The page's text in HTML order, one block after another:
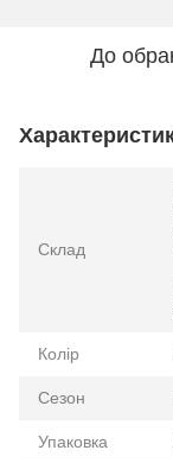
До
Склад
Колір
Сезон
Упаковка